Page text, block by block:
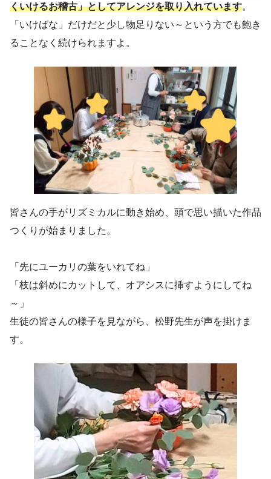
くいけるお稽古」としてアレンジを取り入れています。
「いけばな」だけだと少し物足りない～という方でも飽き
ることなく続けられますよ。
皆さんの手がリズミカルに動き始め、頭で思い描いた作品
つくりが始まりました。
「先にユーカリの葉をいれてね」
「枝は斜めにカットして、オアシスに挿すようにしてね
～」
生徒の皆さんの様子を見ながら、松野先生が声を掛けま
す。